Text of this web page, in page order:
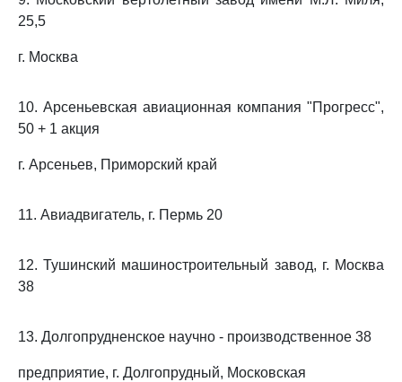
25,5
г. Москва
10. Арсеньевская авиационная компания "Прогресс",
50 + 1 акция
г. Арсеньев, Приморский край
11. Авиадвигатель, г. Пермь 20
12. Тушинский машиностроительный завод, г. Москва
38
13. Долгопрудненское научно - производственное 38
предприятие, г. Долгопрудный, Московская